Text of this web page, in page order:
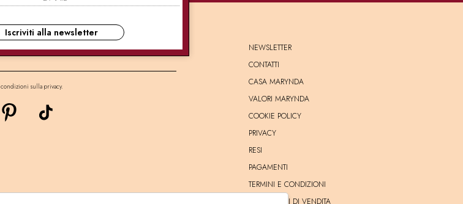
sulla privacy.
NEWSLETTER
CONTATTI
CASA MARYNDA
VALORI MARYNDA
COOKIE POLICY
PRIVACY
RESI
PAGAMENTI
TERMINI E CONDIZIONI
CONDIZIONI DI VENDITA
Iscriviti alla newsletter